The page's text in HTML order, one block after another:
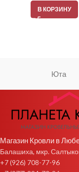
В КОРЗИНУ
Юта
Магазин Кровли в
Балашиха, мкр.
+7 (926) 708-77-96